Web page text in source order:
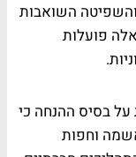
השואבות
פועלות
על בסיס ההנחה כי
וחפות